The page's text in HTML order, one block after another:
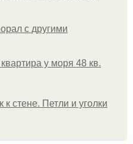
с другими
у моря 48 кв.
стене. Петли и уголки